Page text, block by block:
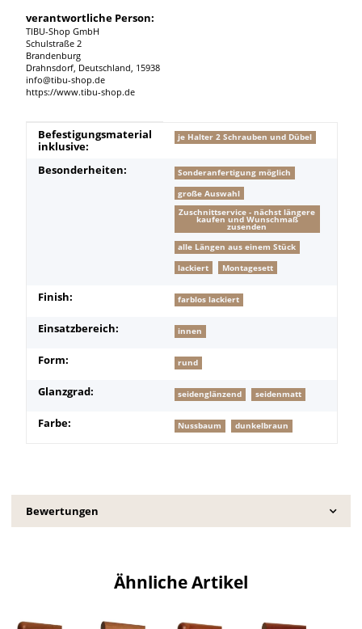
verantwortliche Person:
TIBU-Shop GmbH
Schulstraße 2
Brandenburg
Drahnsdorf, Deutschland, 15938
info@tibu-shop.de
https://www.tibu-shop.de
Produkteigenschaft
Wert
Befestigungsmaterial
inklusive:
je Halter 2 Schrauben und Dübel
Besonderheiten:
Sonderanfertigung möglich
große Auswahl
Zuschnittservice - nächst längere
kaufen und Wunschmaß
zusenden
alle Längen aus einem Stück
lackiert
Montagesett
Finish: farblos lackiert
Einsatzbereich: innen
Form: rund
Glanzgrad: seidenglänzend seidenmatt
Farbe: Nussbaum dunkelbraun
Bewertungen
Ähnliche Artikel